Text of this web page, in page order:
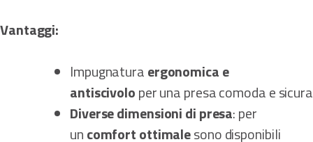
Vantaggi:
Impugnaturaergonomica e
antiscivoloper una presa comoda e sicura
Diverse dimensioni di presa: per
uncomfort ottimalesono disponibili